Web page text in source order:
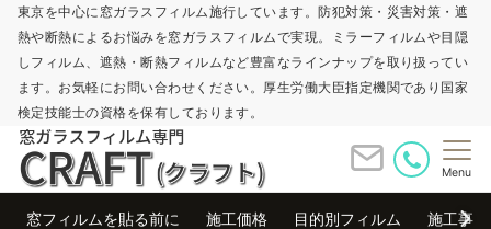
東京を中心に窓ガラスフィルム施行しています。防犯対策・災害対策・遮
熱や断熱によるお悩みを窓ガラスフィルムで実現。ミラーフィルムや目隠
しフィルム、遮熱・断熱フィルムなど豊富なラインナップを取り扱ってい
ます。お気軽にお問い合わせください。厚生労働大臣指定機関であり国家
検定技能士の資格を保有しております。
Menu
窓フィルムを貼る前に 施工価格 目的別フィルム 施工事例